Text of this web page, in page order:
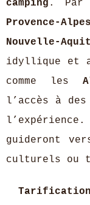
camping . Par
Provence-
Nouvelle-
idyllique et
comme les
l’accès à
guideront
culturels ou